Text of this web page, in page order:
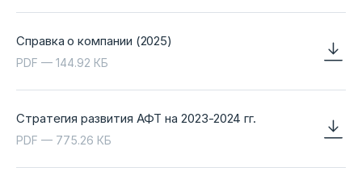
Справка о компании (2025)
PDF — 144.92 КБ
Стратегия развития АФТ на 2023-2024 гг.
PDF — 775.26 КБ